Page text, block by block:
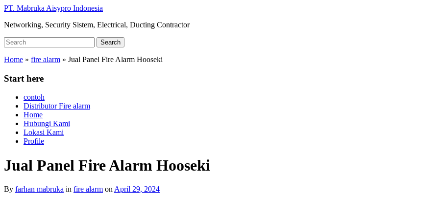
Skip
main
PT. Mabruka Aisypro Indonesia
Networking, Security Sistem, Electrical, Ducting Contractor
Search
for:
Search
Home » fire alarm » Jual Panel Fire Alarm Hooseki
Start here
contoh
Distributor Fire alarm
Home
Hubungi Kami
Lokasi Kami
Profile
Jual Panel Fire Alarm Hooseki
By farhan mabruka in fire alarm on April 29, 2024